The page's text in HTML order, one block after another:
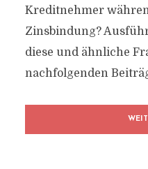
Kreditnehmer
Zinsbindung?
diese und ähnliche
nachfolgenden